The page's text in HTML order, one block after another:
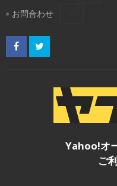
お問合わせ
Yahoo!オ
ご